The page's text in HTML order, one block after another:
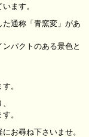
ます。
通称「青窯変」があ
パクトのある景色と
。
。
お尋ね下さいませ。